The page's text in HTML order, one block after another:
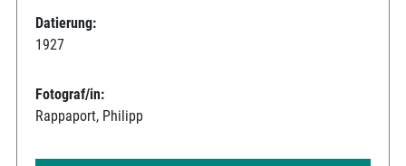
Datierung:
1927
Fotograf/in:
Rappaport, Philipp